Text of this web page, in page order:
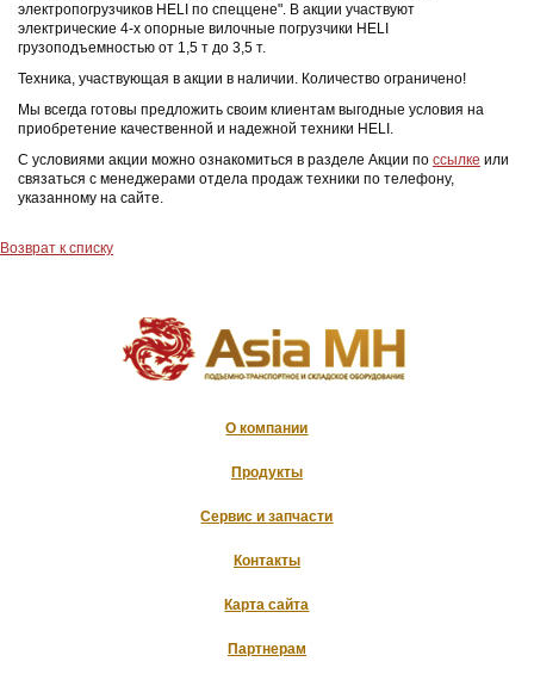
электропогрузчиков HELI по спеццене". В акции участвуют
электрические 4-х опорные вилочные погрузчики HELI
грузоподъемностью от 1,5 т до 3,5 т.
Техника, участвующая в акции в наличии. Количество ограничено!
Мы всегда готовы предложить своим клиентам выгодные условия на
приобретение качественной и надежной техники HELI.
С условиями акции можно ознакомиться в разделе Акции по ссылке или
связаться с менеджерами отдела продаж техники по телефону,
указанному на сайте.
Возврат к списку
О компании
Продукты
Сервис и запчасти
Контакты
Карта сайта
Партнерам